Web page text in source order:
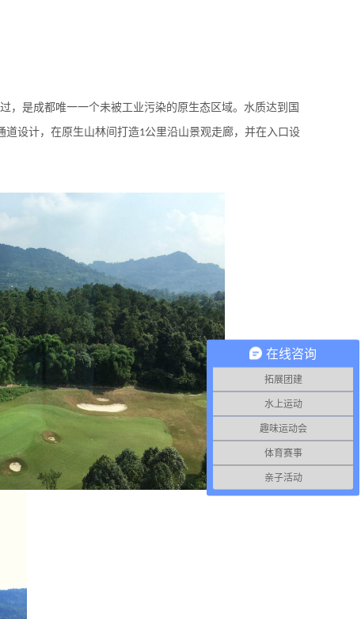
，是成都唯一一个未被工业污染的原生态区域。水质达到国
道设计，在原生山林间打造1公里沿山景观走廊，并在入口设
在线咨询
拓展团建
水上运动
趣味运动会
体育赛事
亲子活动